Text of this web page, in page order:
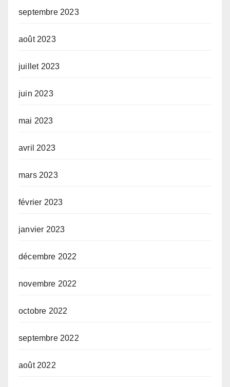
septembre 2023
août 2023
juillet 2023
juin 2023
mai 2023
avril 2023
mars 2023
février 2023
janvier 2023
décembre 2022
novembre 2022
octobre 2022
septembre 2022
août 2022